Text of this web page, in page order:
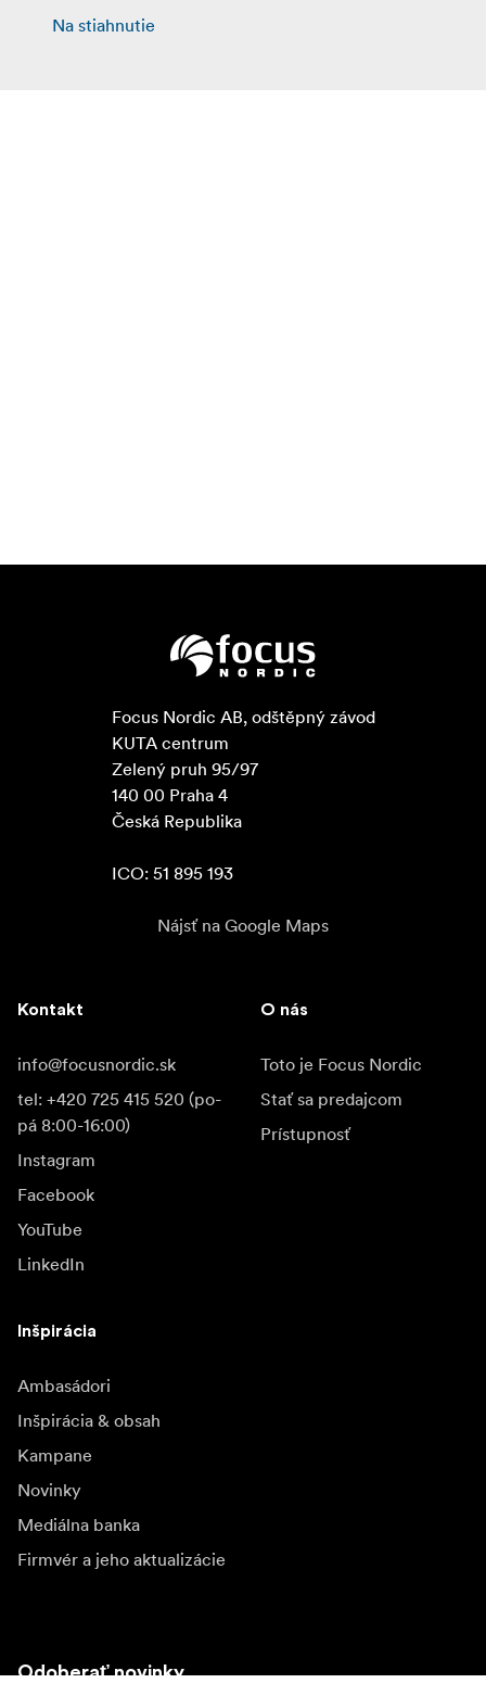
Na stiahnutie
Focus Nordic AB, odštěpný závod
KUTA centrum
Zelený pruh 95/97
140 00 Praha 4
Česká Republika
ICO: 51 895 193
Nájsť na Google Maps
Kontakt
info@focusnordic.sk
tel: +420 725 415 520 (po-
pá 8:00-16:00)
Instagram
Facebook
YouTube
LinkedIn
O nás
Toto je Focus Nordic
Stať sa predajcom
Prístupnosť
Inšpirácia
Ambasádori
Inšpirácia & obsah
Kampane
Novinky
Mediálna banka
Firmvér a jeho aktualizácie
Odoberať novinky